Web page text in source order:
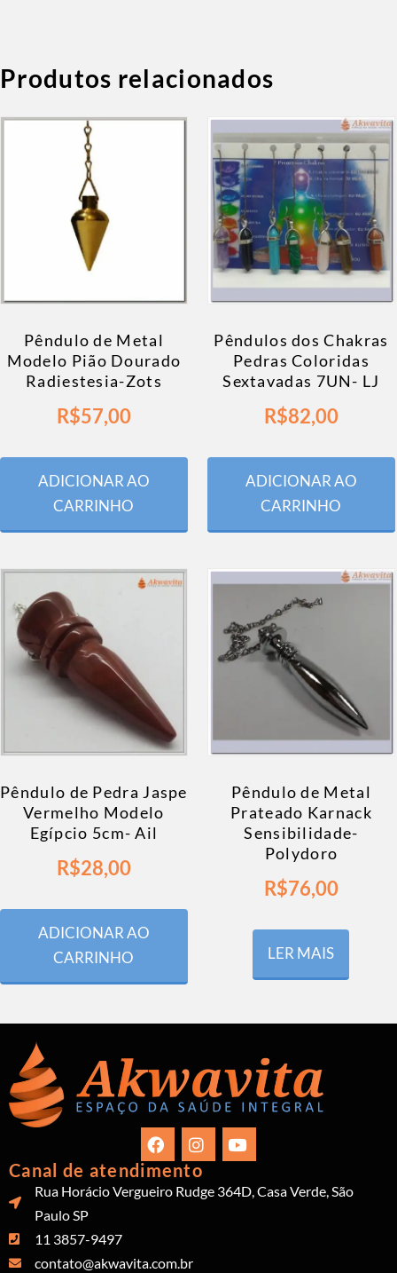
Produtos relacionados
Pêndulo de Metal
Modelo Pião Dourado
Radiestesia-Zots
R$57,00
ADICIONAR AO
CARRINHO
Pêndulos dos Chakras
Pedras Coloridas
Sextavadas 7UN- LJ
R$82,00
ADICIONAR AO
CARRINHO
Pêndulo de Pedra Jaspe
Vermelho Modelo
Egípcio 5cm- Ail
R$28,00
ADICIONAR AO
CARRINHO
Pêndulo de Metal
Prateado Karnack
Sensibilidade-
Polydoro
R$76,00
LER MAIS
Canal de atendimento
Rua Horácio Vergueiro Rudge 364D, Casa Verde, São
Paulo SP
11 3857-9497
contato@akwavita.com.br